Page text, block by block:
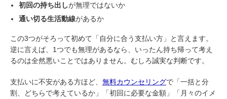
初回の持ち出しが無理ではないか
通い切る生活動線があるか
この3つがそろって初めて「自分に合う支払い方」と言えます。
逆に言えば、1つでも無理があるなら、いったん持ち帰って考え
るのは全然悪いことではありません。むしろ誠実な判断です。
支払いに不安がある方ほど、 無料カウンセリングで「一括と分
割、どちらで考えているか」「初回に必要な金額」「月々のイメ